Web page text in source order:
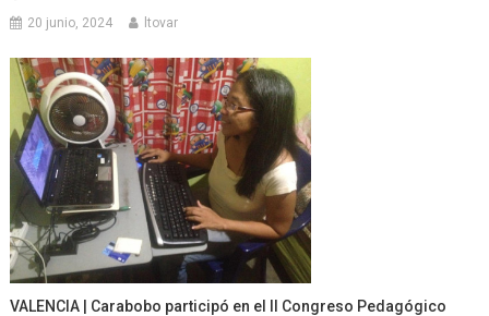
20 junio, 2024 ltovar
VALENCIA | Carabobo participó en el II Congreso Pedagógico